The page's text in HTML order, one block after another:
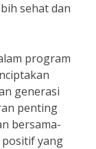
sehat dan
program
generasi
penting
bersama-
positif yang